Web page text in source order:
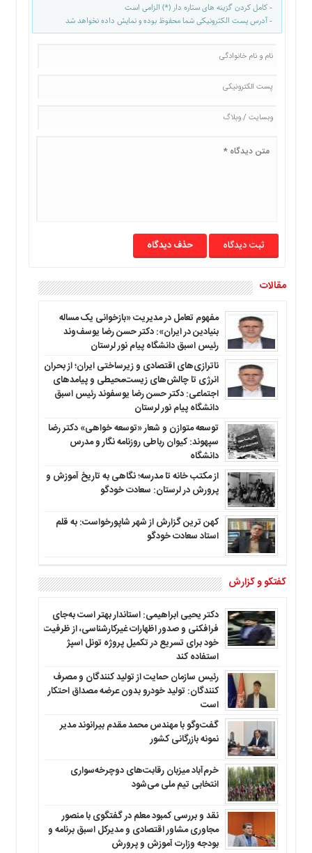
- کامل کردن گزینه های ستاره دار (*) الزامی است
- آدرس پست الکترونیکی شما محفوظ بوده و نمایش داده نخواهد شد
حذف دیدگاه
مقالات
مفهوم تعامل در مدیریت «بازخوانی یک مساله
بنیادین در ایران»: دکتر حسن رضا یوسف‌وند
رئیس اسبق دانشگاه پیام نور لرستان
ناترازی‌های اقتصادی و زیرساختی ایران؛ از بحران
انرژی تا چالش‌های زیست‌محیطی و پیامدهای
اجتماعی: دکتر حسن رضا یوسفوند رئیس اسبق
دانشگاه پیام نور لرستان
توسعه متوازن و شعار «توسعه خواهی» دکتر رضا
سپهوند: کیوان رباطی روزنامه نگار و مدرس
دانشگاه
از مکتب خانه تا مدرسه؛ نگاهی به تاریخ آموزش و
پرورش در لرستان: سعادت خودگو
کهن ترین گزارش از شهر شاپورخواست: به قلم
استاد سعادت خودگو
گفتگو و گزارش
دکتر یحیی ابراهیمی: استاندار بهتر است به‌جای
فرافکنی و صدور اظهارات غیرکارشناسی، از ظرفیت
خود برای تسریع در تکمیل پروژه تونل اسپژ
استفاده کند
رئیس سازمان حمایت از تولید کنندگان و مصرف
کنندگان: تولید خودرو بدون عرضه مصداق احتکار
است
گفت‌وگو با مهندس محمد مقدم بیرانوند مدیر
نمونه بازرگانی کشور
خرم‌آباد میزبان رقابت‌های دوچرخه‌سواری
انتخابی تیم ملی می‌شود
نقد و بررسی کمبود معلم در گفتگوی با منصور
مجاوری مشاور اقتصادی و مدیرکل اسبق برنامه و
بودجه وزارت آموزش و پرورش